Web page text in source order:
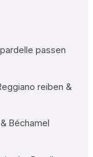
passen
reiben &
Béchamel